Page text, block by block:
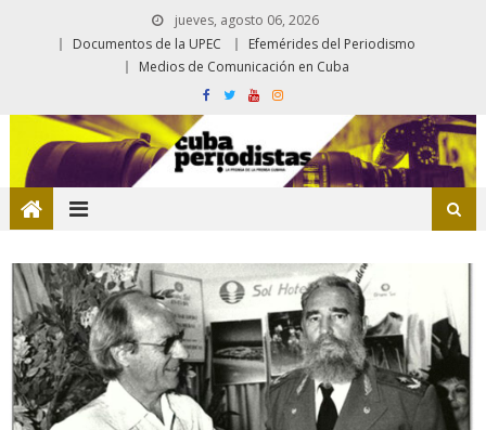
jueves, agosto 06, 2026
Documentos de la UPEC
Efemérides del Periodismo
Medios de Comunicación en Cuba